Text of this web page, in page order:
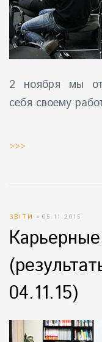
2 ноября мы
себя своему
>>>
ЗВІТИ 05.11.2015
04.11.15)